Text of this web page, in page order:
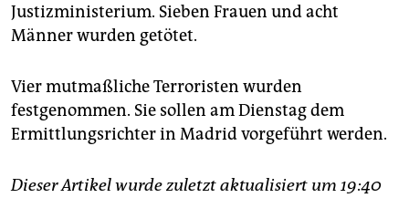
Justizministerium. Sieben Frauen und acht
Männer wurden getötet.
Vier mutmaßliche Terroristen wurden
festgenommen. Sie sollen am Dienstag dem
Ermittlungsrichter in Madrid vorgeführt werden.
Dieser Artikel wurde zuletzt aktualisiert um 19:40